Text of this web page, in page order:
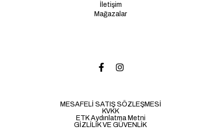
İletişim
Mağazalar
MESAFELİ SATIŞ SÖZLEŞMESİ
KVKK
ETK Aydınlatma Metni
GİZLİLİK VE GÜVENLİK